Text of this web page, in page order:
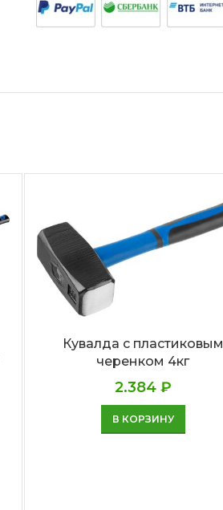
Кувалда с пластиковым
черенком 4кг
2.384 ₽
В КОРЗИНУ